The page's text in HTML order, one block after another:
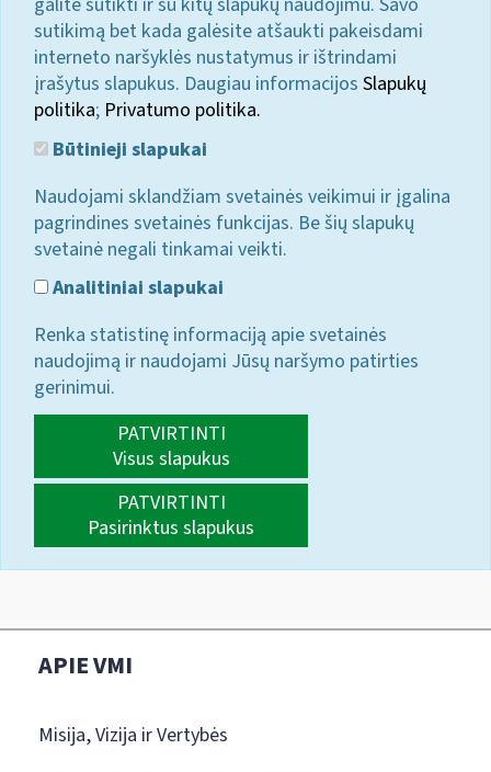
sutikimą bet kada galėsite atšaukti pakeisdami
interneto naršyklės nustatymus ir ištrindami
įrašytus slapukus. Daugiau informacijos Slapukų
politika; Privatumo politika.
Būtinieji slapukai
Naudojami sklandžiam svetainės veikimui ir įgalina
pagrindines svetainės funkcijas. Be šių slapukų
svetainė negali tinkamai veikti.
Analitiniai slapukai
Renka statistinę informaciją apie svetainės
naudojimą ir naudojami Jūsų naršymo patirties
gerinimui.
PATVIRTINTI
Visus slapukus
PATVIRTINTI
Pasirinktus slapukus
APIE VMI
Misija, Vizija ir Vertybės